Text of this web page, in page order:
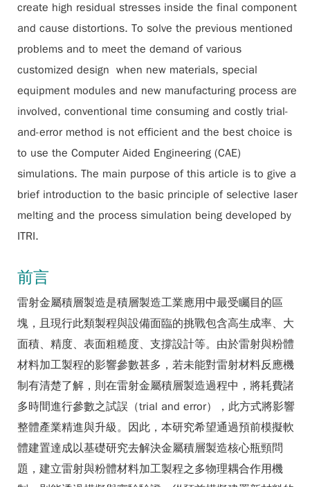
create high residual stresses inside the final component
and cause distortions. To solve the previous mentioned
problems and to meet the demand of various
customized design when new materials, special
equipment modules and new manufacturing process are
involved, conventional time consuming and costly trial-
and-error method is not efficient and the best choice is
to use the Computer Aided Engineering (CAE)
simulations. The main purpose of this article is to give a
brief introduction to the basic principle of selective laser
melting and the process simulation being developed by
ITRI.
前言
雷射金屬積層製造是積層製造工業應用中最受矚目的區
塊，且現行此類製程與設備面臨的挑戰包含高生成率、大
面積、精度、表面粗糙度、支撐設計等。由於雷射與粉體
材料加工製程的影響參數甚多，若未能對雷射材料反應機
制有清楚了解，則在雷射金屬積層製造過程中，將耗費諸
多時間進行參數之試誤（trial and error），此方式將影響
整體產業精進與升級。因此，本研究希望通過預前模擬軟
體建置達成以基礎研究去解決金屬積層製造核心瓶頸問
題，建立雷射與粉體材料加工製程之多物理耦合作用機